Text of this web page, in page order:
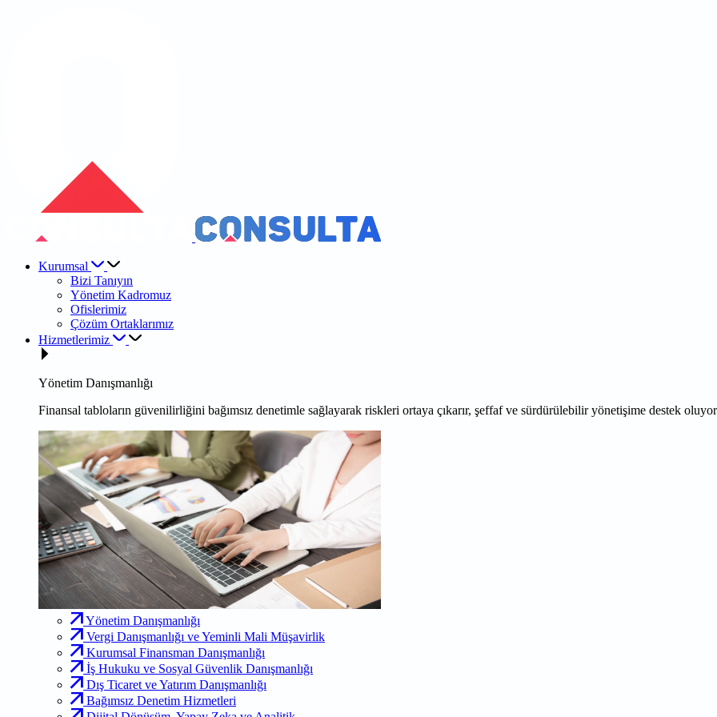
Kurumsal
Bizi Tanıyın
Yönetim Kadromuz
Ofislerimiz
Çözüm Ortaklarımız
Hizmetlerimiz
Yönetim Danışmanlığı
Finansal tabloların güvenilirliğini bağımsız denetimle sağlayarak riskleri ortaya çıkarır, şeffaf ve sürdürülebilir yönetişime destek
Yönetim Danışmanlığı
Vergi Danışmanlığı ve Yeminli Mali Müşavirlik
Kurumsal Finansman Danışmanlığı
İş Hukuku ve Sosyal Güvenlik Danışmanlığı
Dış Ticaret ve Yatırım Danışmanlığı
Bağımsız Denetim Hizmetleri